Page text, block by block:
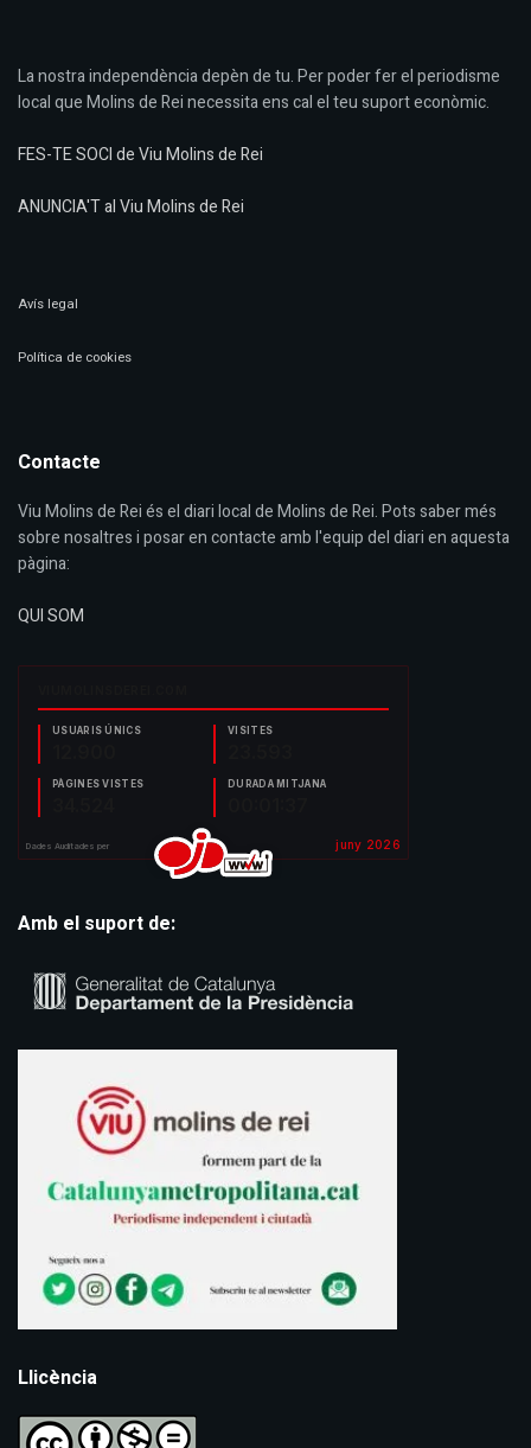
La nostra independència depèn de tu. Per poder fer el periodisme
local que Molins de Rei necessita ens cal el teu suport econòmic.
FES-TE SOCI de Viu Molins de Rei
ANUNCIA'T al Viu Molins de Rei
Avís legal
Política de cookies
Contacte
Viu Molins de Rei és el diari local de Molins de Rei. Pots saber més
sobre nosaltres i posar en contacte amb l'equip del diari en aquesta
pàgina:
QUI SOM
Amb el suport de:
Llicència